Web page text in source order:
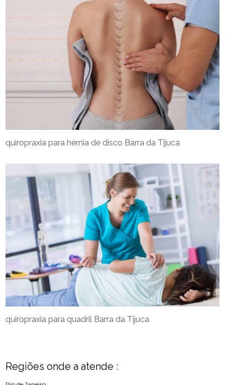
quiropraxia para quadril Barra da Tijuca
quiropraxia para hérnia de disco Barra da Tijuca
Regiões onde a atende :